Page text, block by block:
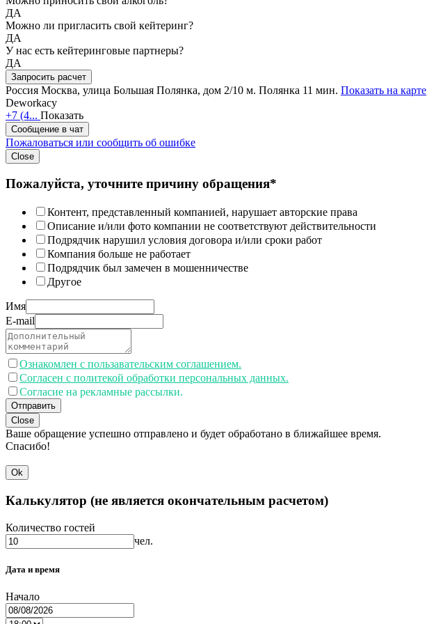
ДА
Можно ли пригласить свой кейтеринг?
ДА
У нас есть кейтеринговые партнеры?
ДА
Запросить расчет
Россия Москва, улица Большая Полянка, дом 2/10 м. Полянка 11 мин. Показать на карте
Deworkacy
+7 (4... Показать
Сообщение в чат
Пожаловаться или сообщить об ошибке
Close
Пожалуйста, уточните причину обращения*
Контент, представленный компанией, нарушает авторские права
Описание и/или фото компании не соответствуют действительности
Подрядчик нарушил условия договора и/или сроки работ
Компания больше не работает
Подрядчик был замечен в мошенничестве
Другое
Имя
E-mail
Ознакомлен с пользавательским соглашением.
Согласен с политекой обработки персональных данных.
Согласие на рекламные рассылки.
Отправить
Close
Ваше обращение успешно отправлено и будет обработано в ближайшее время.
Спасибо!
Ok
Калькулятор (не является окончательным расчетом)
Количество гостей
чел.
Дата и время
Начало